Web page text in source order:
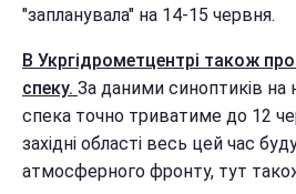
"запланувала" на 14-15 червня.
В Укргідрометцентрі також
спеку. За даними синоптиків на
спека точно триватиме до 12
західні області весь цей час
атмосферного фронту, тут